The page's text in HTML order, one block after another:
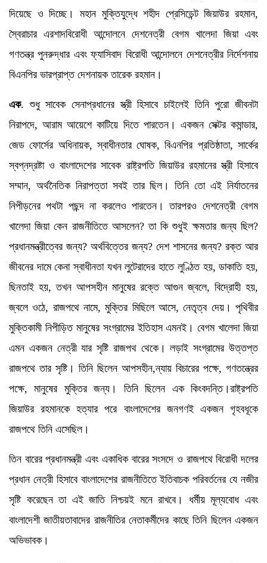
দিয়েছে ও দিচ্ছে। মহান মুক্তিযুদ্ধে শহীদ প্রেসিডেন্ট জিয়াউর রহমান,
স্বৈরাচার এরশাদবিরোধী আন্দোলনে দেশনেত্রী বেগম খালেদা জিয়া এবং
গণতন্ত্র পুনরুদ্ধার এবং ফ্যাসিবাদ বিরোধী আন্দোলনে দেশনেত্রীর নির্দেশনায়
বিএনপির ভারপ্রাপ্ত দেশনায়ক তারেক রহমান।
এক. শুধু সাবেক সেনাপ্রধানের স্ত্রী হিসাবে চাইলেই তিনি পুরো জীবনটা
নিরাপদে, আরাম আয়েশে কাটিয়ে দিতে পারতেন। একজন সেক্টর কমান্ডার,
জেড ফোর্সের অধিনায়ক, স্বাধীনতার ঘোষক, বিএনপির প্রতিষ্ঠাতা, সার্কের
স্বপ্নদ্রষ্টা ও বাংলাদেশের সাবেক রাষ্ট্রপতি জিয়াউর রহমানের স্ত্রী হিসাবে
সম্মান, অর্থনৈতিক নিরাপত্তা সবই তার ছিল। তিনি তো এই নির্যাতনের
নিপীড়নের পথটা পছন্দ না করলেও পারতেন। তারপরও দেশনেত্রী বেগম
খালেদা জিয়া কেন রাজনীতিতে আসলেন? তা কি শুধুই ক্ষমতার জন্য ছিল?
প্রধানমন্ত্রীত্বের জন্য? অর্থবিত্তের জন্য? দেশ শাসনের জন্য? রক্ত আর
জীবনের দামে কেনা স্বাধীনতা যখন লুটেরাদের হাতে লুণ্ঠিত হয়, ডাকাতি হয়,
ছিনতাই হয়, তখন আপসহীন মানুষের রক্তে আগুন জ্বলে, বিদ্রোহী হয়,
জ্বলে ওঠে, রাজপথে নামে, মুক্তির মিছিলে আসে, নেতৃত্ব দেয়। পৃথিবীর
মুক্তিকামী নিপীড়িত মানুষের সংগ্রামের ইতিহাস এমনই। বেগম খালেদা জিয়া
এমন একজন নেত্রী যার সৃষ্টি রাজপথ থেকে। লড়াই সংগ্রামের উত্তপ্ত
রাজপথে তার সৃষ্টি। তিনি ছিলেন আপসহীন,ন্যায় বিচারের পক্ষে, গণতন্ত্রের
পক্ষে, মানুষের মুক্তির জন্য। তিনি ছিলেন এক কিংবদন্তি।রাষ্ট্রপতি
জিয়াউর রহমানকে হত্যার পরে বাংলাদেশের জনগণই একজন গৃহবধূকে
রাজপথে তিনি এসেছিল।
তিন বারের প্রধানমন্ত্রী এবং একাধিক বারের সংসদে ও রাজপথে বিরোধী দলের
প্রধান নেত্রী হিসাবে বাংলাদেশের রাজনীতিতে ইতিবাচক পরিবর্তনের যে নজীর
সৃষ্টি করেছেন তা এই জাতি নিশ্চয়ই মনে রাখবে। ধর্মীয় মূল্যবোধ এবং
বাংলাদেশী জাতীয়তাবাদের রাজনীতির নেতাকর্মীদের কাছে তিনি ছিলেন একজন
অভিভাবক।